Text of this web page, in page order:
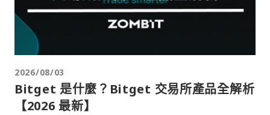
2026/08/03
Bitget 是什麼？Bitget 交易所產品全解析
【2026 最新】